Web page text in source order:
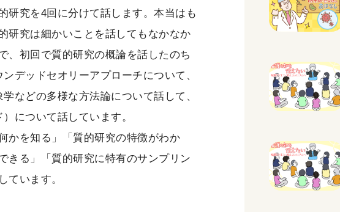
究を4回に分けて話します。本当はも
研究は細かいことを話してもなかなか
、初回で質的研究の概論を話したのち
デッドセオリーアプローチについて、
などの多様な方法論について話して、
について話しています。
を知る」「質的研究の特徴がわか
きる」「質的研究に特有のサンプリン
ています。